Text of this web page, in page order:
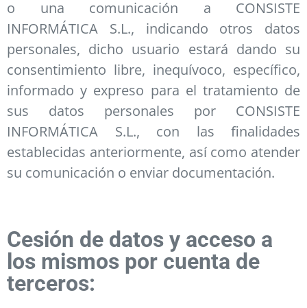
o una comunicación a CONSISTE
INFORMÁTICA S.L., indicando otros datos
personales, dicho usuario estará dando su
consentimiento libre, inequívoco, específico,
informado y expreso para el tratamiento de
sus datos personales por CONSISTE
INFORMÁTICA S.L., con las finalidades
establecidas anteriormente, así como atender
su comunicación o enviar documentación.
Cesión de datos y acceso a
los mismos por cuenta de
terceros: